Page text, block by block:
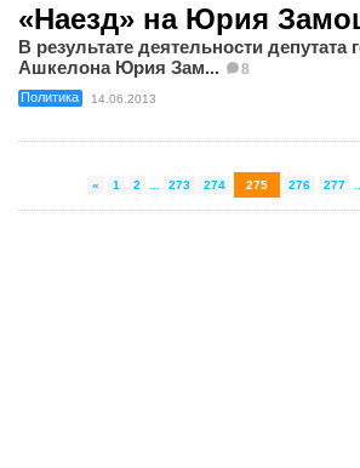
«Наезд» на Юрия
В результате деятельности депутата
Ашкелона Юрия Зам...
8
Политика 14.06.2013
« 1 2 273 274 275 276 277